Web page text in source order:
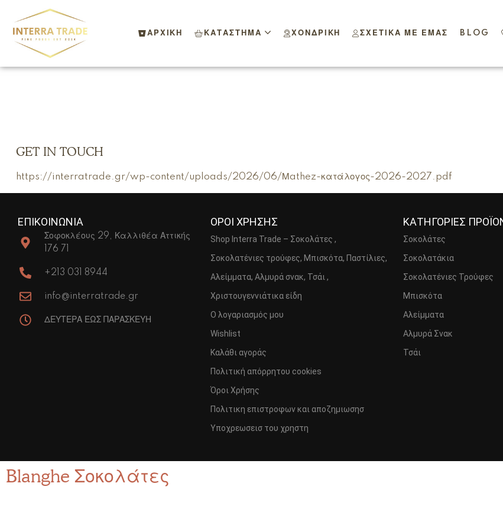
ΑΡΧΙΚΗ ΚΑΤΑΣΤΗΜΑ ΧΟΝΔΡΙΚΉ ΣΧΕΤΙΚΆ ΜΕ ΕΜΆΣ BLOG
GET IN TOUCH
https://interratrade.gr/wp-content/uploads/2026/06/Μathez-κατάλογος-2026-2027.pdf
ΕΠΙΚΟΙΝΩΝΙΑ
Σοφοκλέους 29, Καλλιθέα Αττικής
176 71
+213 031 8944
info@interratrade.gr
ΔΕΥΤΕΡΑ ΕΩΣ ΠΑΡΑΣΚΕΥΗ
ΟΡΟΙ ΧΡΗΣΗΣ
Shop Interra Trade – Σοκολάτες ,
Σοκολατένιες τρούφες, Μπισκότα, Παστίλιες,
Αλείμματα, Αλμυρά σνακ, Τσάι ,
Χριστουγεννιάτικα είδη
Ο λογαριασμός μου
Wishlist
Καλάθι αγοράς
Πολιτική απόρρητου cookies
Όροι Χρήσης
Πολιτικη επιστροφων και αποζημιωσησ
Υποχρεωσεισ του χρηστη
ΚΑΤΗΓΟΡΙΕΣ
Σοκολάτες
Σοκολατάκια
Σοκολατένιες Τρούφες
Μπισκότα
Αλείμματα
Αλμυρά Σνακ
Τσάι
Blanghe Σοκολάτες